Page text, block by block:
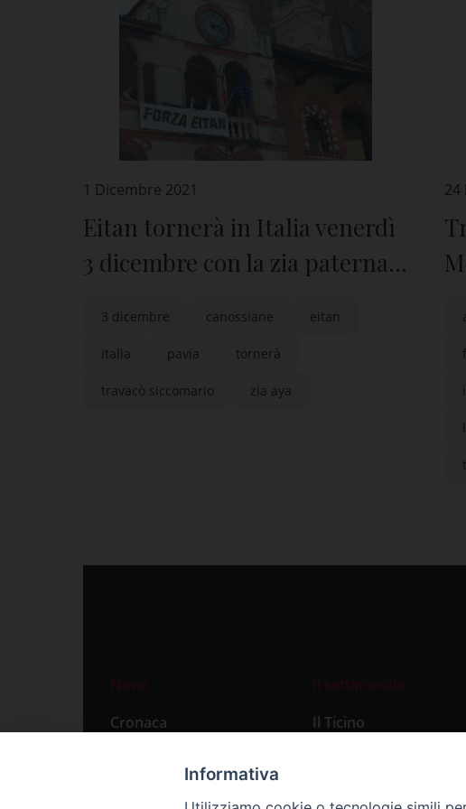
1 Dicembre 2021
Eitan tornerà in Italia venerdì
3 dicembre con la zia paterna
3 dicembre canossiane eitan
italia pavia tornerà
travacò siccomario zia aya
24
News
Cronaca
Primo Piano
Il settimanale
Il Ticino
Informativa